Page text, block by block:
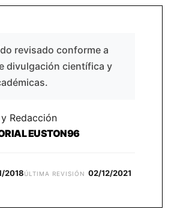
revisado conforme a
divulgación científica y
Redacción
EUSTON96
2018ÚLTIMA REVISIÓN 02/12/2021